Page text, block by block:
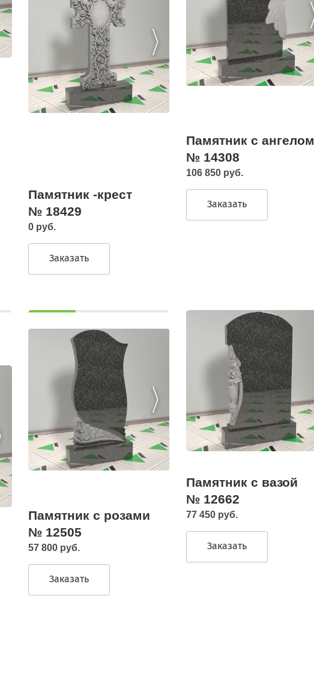
Памятник -крест
№ 18429
0 руб.
Заказать
Памятник с ангелом
№ 14308
106 850 руб.
Заказать
Памятник с розами
№ 12505
57 800 руб.
Заказать
Памятник с вазой
№ 12662
77 450 руб.
Заказать